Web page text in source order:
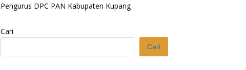
Pengurus DPC PAN Kabupaten Kupang
Cari
Cari